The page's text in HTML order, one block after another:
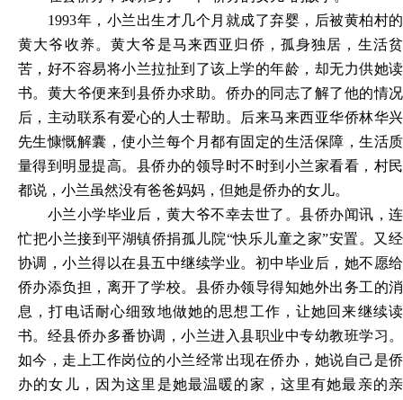
1993年，小兰出生才几个月就成了弃婴，后被黄柏村的
黄大爷收养。黄大爷是马来西亚归侨，孤身独居，生活贫
苦，好不容易将小兰拉扯到了该上学的年龄，却无力供她读
书。黄大爷便来到县侨办求助。侨办的同志了解了他的情况
后，主动联系有爱心的人士帮助。后来马来西亚华侨林华兴
先生慷慨解囊，使小兰每个月都有固定的生活保障，生活质
量得到明显提高。县侨办的领导时不时到小兰家看看，村民
都说，小兰虽然没有爸爸妈妈，但她是侨办的女儿。
小兰小学毕业后，黄大爷不幸去世了。县侨办闻讯，连
忙把小兰接到平湖镇侨捐孤儿院“快乐儿童之家”安置。又经
协调，小兰得以在县五中继续学业。初中毕业后，她不愿给
侨办添负担，离开了学校。县侨办领导得知她外出务工的消
息，打电话耐心细致地做她的思想工作，让她回来继续读
书。经县侨办多番协调，小兰进入县职业中专幼教班学习。
如今，走上工作岗位的小兰经常出现在侨办，她说自己是侨
办的女儿，因为这里是她最温暖的家，这里有她最亲的亲